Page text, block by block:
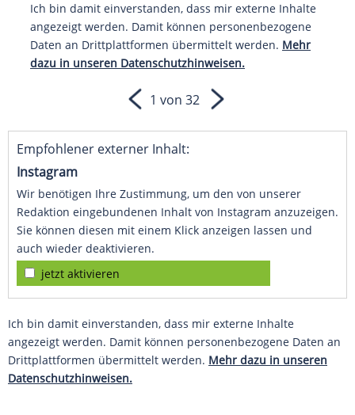
Ich bin damit einverstanden, dass mir externe Inhalte
angezeigt werden. Damit können personenbezogene
Daten an Drittplattformen übermittelt werden. Mehr
dazu in unseren Datenschutzhinweisen.
1 von 32
Empfohlener externer Inhalt:
Instagram
Wir benötigen Ihre Zustimmung, um den von unserer
Redaktion eingebundenen Inhalt von Instagram anzuzeigen.
Sie können diesen mit einem Klick anzeigen lassen und
auch wieder deaktivieren.
jetzt aktivieren
Ich bin damit einverstanden, dass mir externe Inhalte
angezeigt werden. Damit können personenbezogene Daten an
Drittplattformen übermittelt werden. Mehr dazu in unseren
Datenschutzhinweisen.